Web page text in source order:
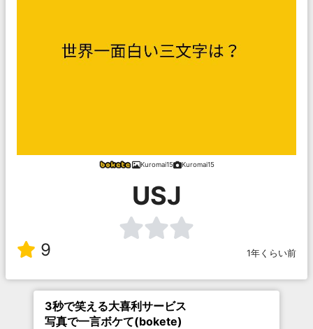
Kuromai15 Kuromai15
USJ
9 1年くらい前
3秒で笑える大喜利サービス
写真で一言ボケて(bokete)